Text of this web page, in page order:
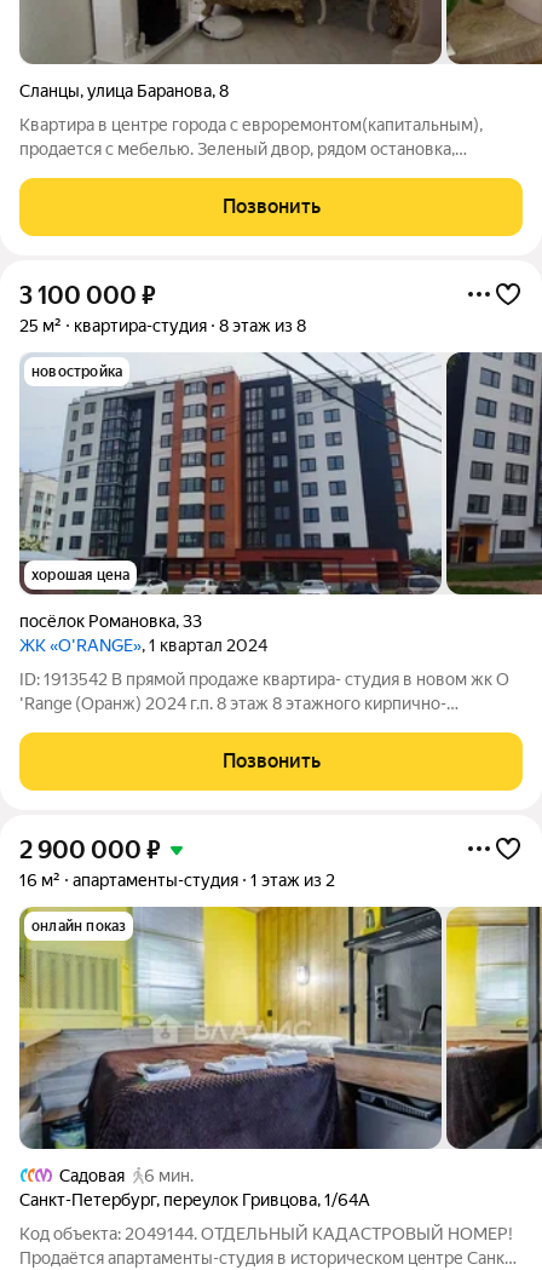
Сланцы,улица Баранова,8
Квартира в центре города с евроремонтом(капитальным),
продается с мебелью. Зеленый двор, рядом остановка,
парковый массив. Документы готовы, один собственник.
Звоните!
Позвонить
3 100 000 ₽
25 м² квартира-студия 8 этаж из 8
новостройка
хорошая цена
посёлок Романовка,33
ЖК «O'RANGE», 1 квартал 2024
ID: 1913542 В прямой продаже квартира- студия в новом жк O
'Range (Оранж) 2024 г.п. 8 этаж 8 этажного кирпично-
обременений. В квартире никого не зарегистрирован, все
документы готовы к сделке. Возможна
Позвонить
2 900 000 ₽
16 м² апартаменты-студия 1 этаж из 2
онлайн показ
Садовая
6 мин.
Санкт-Петербург, переулок Гривцова,1/64А
Код объекта: 2049144. ОТДЕЛЬНЫЙ КАДАСТРОВЫЙ НОМЕР!
Пpoдaётся апартаменты-студия в истоpичеcком цeнтpе Caнкт-